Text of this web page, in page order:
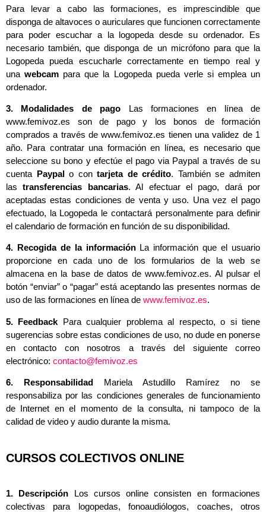
Para levar a cabo las formaciones, es imprescindible que
disponga de altavoces o auriculares que funcionen correctamente
para poder escuchar a la logopeda desde su ordenador. Es
necesario también, que disponga de un micrófono para que la
Logopeda pueda escucharle correctamente en tiempo real y
unawebcam para que la Logopeda pueda verle si emplea un
ordenador.
3. Modalidades de pago Las formaciones en línea de
www.femivoz.es son de pago y los bonos de formación
comprados a través de www.femivoz.es tienen una validez de 1
año. Para contratar una formación en línea, es necesario que
seleccione su bono y efectúe el pago via Paypal a través de su
cuenta Paypalo contarjeta de crédito. También se admiten
lastransferencias bancarias. Al efectuar el pago, dará por
aceptadas estas condiciones de venta y uso. Una vez el pago
efectuado, la Logopeda le contactará personalmente para definir
el calendario de formación en función de su disponibilidad.
4. Recogida de la informaciónLa información que el usuario
proporcione en cada uno de los formularios de la web se
almacena en la base de datos de www.femivoz.es. Al pulsar el
botón “enviar” o “pagar” está aceptando las presentes normas de
uso de las formaciones en línea de www.femivoz.es.
5. Feedback Para cualquier problema al respecto, o si tiene
sugerencias sobre estas condiciones de uso, no dude en ponerse
en contacto con nosotros a través del siguiente correo
electrónico: contacto@femivoz.es
6. Responsabilidad Mariela Astudillo Ramírez no se
responsabiliza por las condiciones generales de funcionamiento
de Internet en el momento de la consulta, ni tampoco de la
calidad de video y audio durante la misma.
CURSOS COLECTIVOS ONLINE
1. Descripción Los cursos online consisten en formaciones
colectivas para logopedas, fonoaudiólogos, coaches, otros